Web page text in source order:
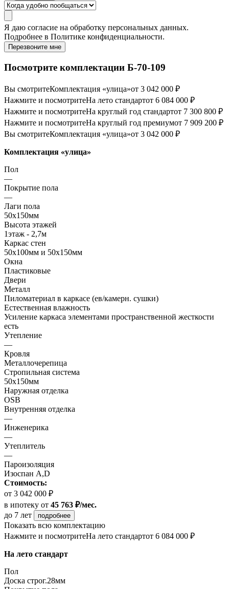
Я даю согласие на обработку персональных данных.
Подробнее в Политике конфиденциальности.
Перезвоните мне
Посмотрите комплектации Б-70-109
Вы смотритеКомплектация «улица»от 3 042 000 ₽
Нажмите и посмотритеНа лето стандартот 6 084 000 ₽
Нажмите и посмотритеНа круглый год стандартот 7 300 800 ₽
Нажмите и посмотритеНа круглый год премиумот 7 909 200 ₽
Вы смотритеКомплектация «улица»от 3 042 000 ₽
Комплектация «улица»
Пол
—
Покрытие пола
—
Лаги пола
50х150мм
Высота этажей
1этаж - 2,7м
Каркас стен
50х100мм и 50х150мм
Окна
Пластиковые
Двери
Металл
Пиломатериал в каркасе (ев/камерн. сушки)
Естественная влажность
Усиление каркаса элементами пространственной жесткости
есть
Утепление
—
Кровля
Металлочерепица
Стропильная система
50х150мм
Наружная отделка
OSB
Внутренняя отделка
—
Инженерика
—
Утеплитель
—
Пароизоляция
Изоспан A,D
Стоимость:
от 3 042 000 ₽
в ипотеку от 45 763 ₽/мес.
до 7 лет
подробнее
Показать всю комплектацию
Нажмите и посмотритеНа лето стандартот 6 084 000 ₽
На лето стандарт
Пол
Доска строг.28мм